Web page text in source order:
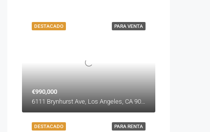
PARA VENTA
DESTACADO
€990,000
PARA RENTA
DESTACADO